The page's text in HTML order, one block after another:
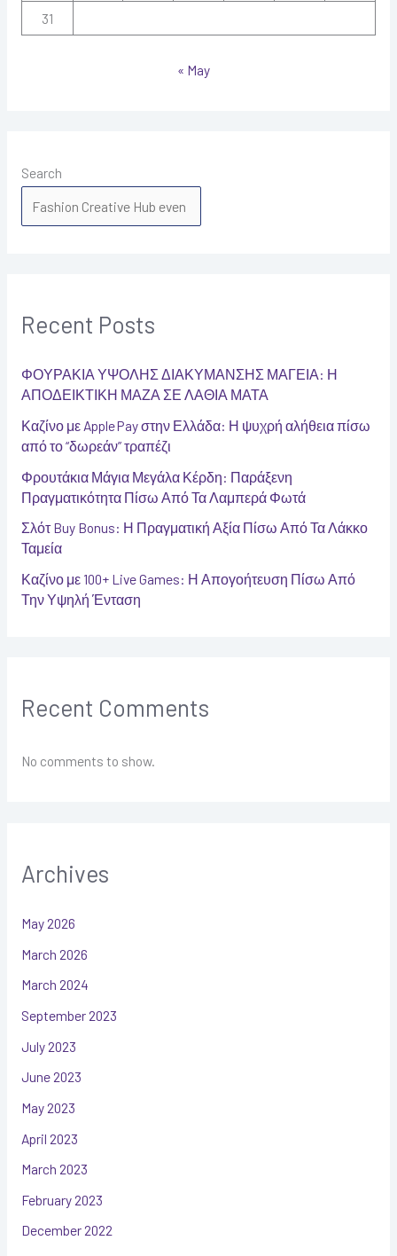
31
« May
Search
Recent Posts
ΦΟΥΡΑΚΙΑ ΥΨΟΛΗΣ ΔΙΑΚΥΜΑΝΣΗΣ ΜΑΓΕΙΑ: Η
ΑΠΟΔΕΙΚΤΙΚΗ ΜΑΖΑ ΣΕ ΛΑΘΙΑ ΜΑΤΑ
Καζίνο με Apple Pay στην Ελλάδα: Η ψυχρή αλήθεια πίσω
από το “δωρεάν” τραπέζι
Φρουτάκια Μάγια Μεγάλα Κέρδη: Παράξενη
Πραγματικότητα Πίσω Από Τα Λαμπερά Φωτά
Σλότ Buy Bonus: Η Πραγματική Αξία Πίσω Από Τα Λάκκο
Ταμεία
Καζίνο με 100+ Live Games: Η Απογοήτευση Πίσω Από
Την Υψηλή Ένταση
Recent Comments
No comments to show.
Archives
May 2026
March 2026
March 2024
September 2023
July 2023
June 2023
May 2023
April 2023
March 2023
February 2023
December 2022